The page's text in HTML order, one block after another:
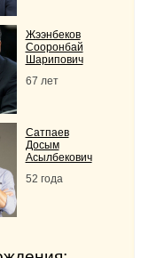
Жээнбеков
Сооронбай
Шарипович
67 лет
Сатпаев
Досым
Асылбекович
52 года